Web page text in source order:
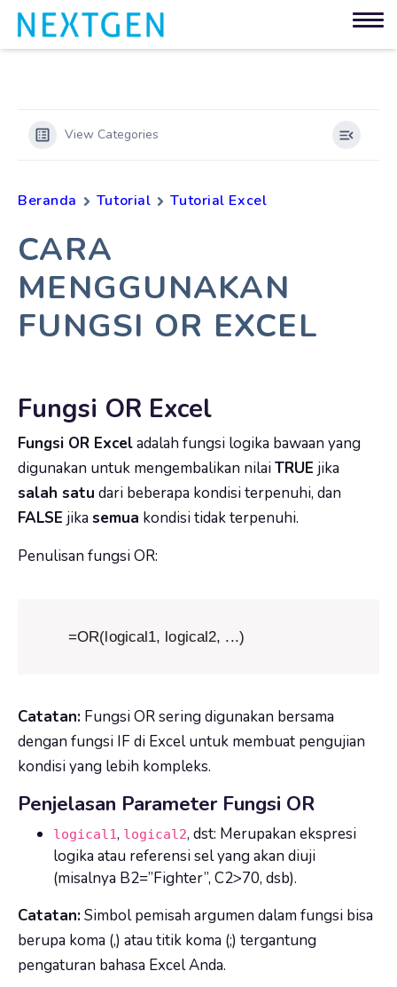
View Categories
Beranda Tutorial Tutorial Excel
CARA
MENGGUNAKAN
FUNGSI OR EXCEL
Fungsi OR Excel
Fungsi OR Exceladalah fungsi logika bawaan yang
digunakan untuk mengembalikan nilaiTRUE jika
salah satu dari beberapa kondisi terpenuhi, dan
FALSE jika semua kondisi tidak terpenuhi.
Penulisan fungsi OR:
=OR(logical1, logical2, ...)
Catatan: Fungsi OR sering digunakan bersama
dengan fungsi IF di Excel untuk membuat pengujian
kondisi yang lebih kompleks.
Penjelasan Parameter Fungsi OR
logical1, logical2, dst: Merupakan ekspresi
logika atau referensi sel yang akan diuji
(misalnya B2=”Fighter”, C2>70, dsb).
Catatan:Simbol pemisah argumen dalam fungsi bisa
berupa koma (,) atau titik koma (;) tergantung
pengaturan bahasa Excel Anda.